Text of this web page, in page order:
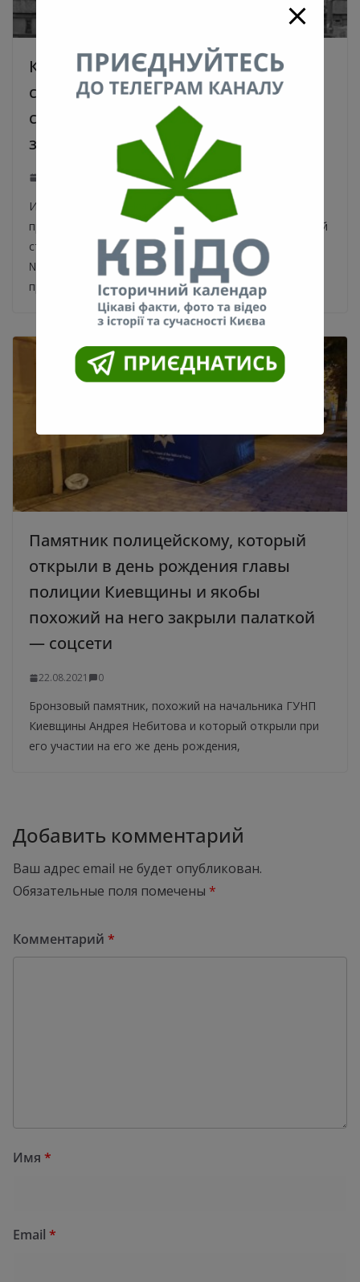
Киевляне требуют предоставить
столичным объектам модернизма
статуса памятников местного
значения. Петиция
Инициаторы #Savekyivmodernism предлагают
предоставить объектам модернизма Киева охранный
статус. На сайте КГГА зарегистрировали петицию
№10682 «Добавить 70 объектов модернизма на
приобретение
Памятник полицейскому, который
открыли в день рождения главы
полиции Киевщины и якобы
похожий на него закрыли палаткой
— соцсети
22.08.2021 0
Бронзовый памятник, похожий на начальника ГУНП
Киевщины Андрея Небитова и который открыли при
его участии на его же день рождения,
Добавить комментарий
Ваш адрес email не будет опубликован.
Обязательные поля помечены *
Комментарий *
Имя *
Email *